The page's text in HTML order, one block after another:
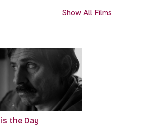
Show All Films
the Day